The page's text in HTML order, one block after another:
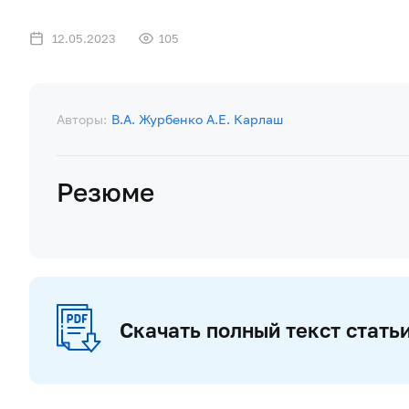
12.05.2023 105
Авторы: В.А. Журбенко А.Е. Карлаш
Резюме
Скачать полный текст